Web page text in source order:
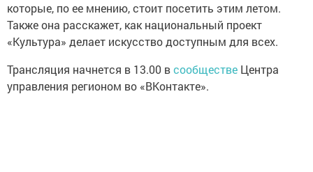
которые, по ее мнению, стоит посетить этим летом.
Также она расскажет, как национальный проект
«Культура» делает искусство доступным для всех.
Трансляция начнется в 13.00 всообществе Центра
управления регионом во «ВКонтакте».